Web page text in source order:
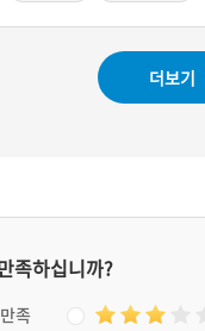
더보기
족하십니까?
만족